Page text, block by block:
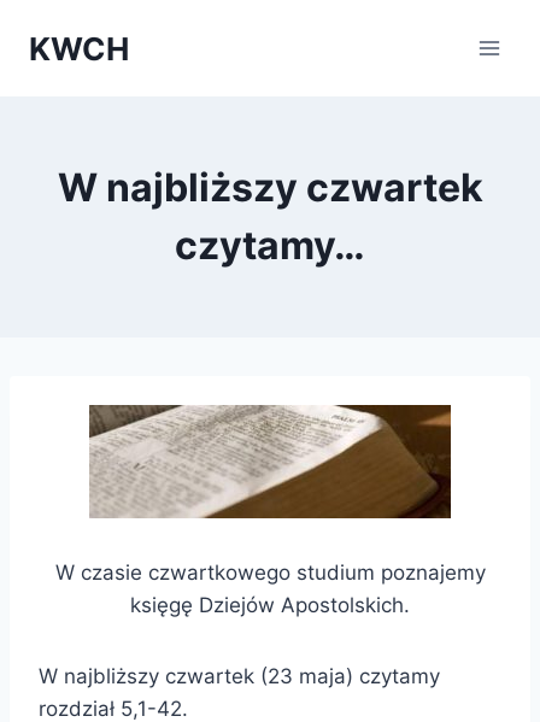
KWCH
W najbliższy czwartek
czytamy…
W czasie czwartkowego studium poznajemy
księgę Dziejów Apostolskich.
W najbliższy czwartek (23 maja) czytamy
rozdział 5,1-42.